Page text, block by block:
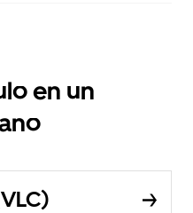
en un